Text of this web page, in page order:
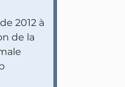
2012 à
de la